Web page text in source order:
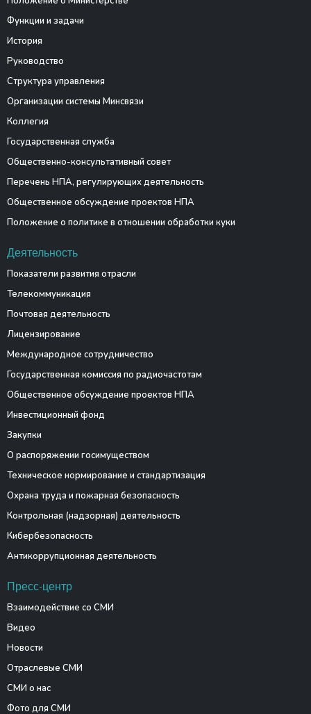
Функции и задачи
История
Руководство
Структура управления
Организации системы Минсвязи
Коллегия
Государственная служба
Общественно-консультативный совет
Перечень НПА, регулирующих деятельность
Общественное обсуждение проектов НПА
Положение о политике в отношении обработки куки
Деятельность
Показатели развития отрасли
Телекоммуникация
Почтовая деятельность
Лицензирование
Международное сотрудничество
Государственная комиссия по радиочастотам
Общественное обсуждение проектов НПА
Инвестиционный фонд
Закупки
О распоряжении госимуществом
Техническое нормирование и стандартизация
Охрана труда и пожарная безопасность
Контрольная (надзорная) деятельность
Кибербезопасность
Антикоррупционная деятельность
Пресс-центр
Взаимодействие со СМИ
Видео
Новости
Отраслевые СМИ
СМИ о нас
Фото для СМИ